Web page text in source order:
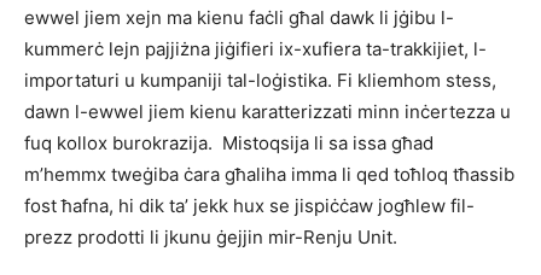
ewwel jiem xejn ma kienu faċli għal dawk li jġibu l-
kummerċ lejn pajjiżna jiġifieri ix-xufiera ta-trakkijiet, l-
importaturi u kumpaniji tal-loġistika. Fi kliemhom stess,
dawn l-ewwel jiem kienu karatterizzati minn inċertezza u
fuq kollox burokrazija. Mistoqsija li sa issa għad
m’hemmx tweġiba ċara għaliha imma li qed toħloq tħassib
fost ħafna, hi dik ta’ jekk hux se jispiċċaw jogħlew fil-
prezz prodotti li jkunu ġejjin mir-Renju Unit.